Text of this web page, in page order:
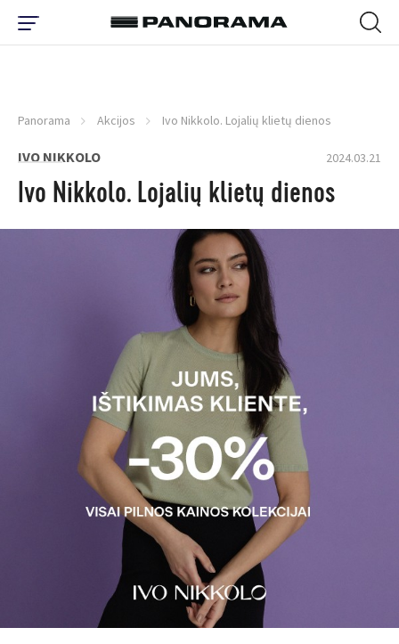
Panorama Akcijos Ivo Nikkolo. Lojalių klietų dienos
IVO NIKKOLO 2024.03.21
Ivo Nikkolo. Lojalių klietų dienos